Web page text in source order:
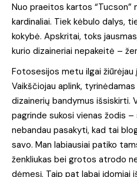
Nuo praeitos kartos “Tucson”
kardinaliai. Tiek kėbulo dalys,
kokybė. Apskritai, toks
kurio dizaineriai nepakeitė –
Fotosesijos metu ilgai žiūrėjau
Vaikščiojau aplink,
dizainerių bandymus išsiskirti.
pagrinde sukosi vienas žodis
nebandau pasakyti, kad tai
savo. Man labiausiai patiko
ženkliukas bei grotos atrodo
dėmesį. Taip pat labai įdomiai